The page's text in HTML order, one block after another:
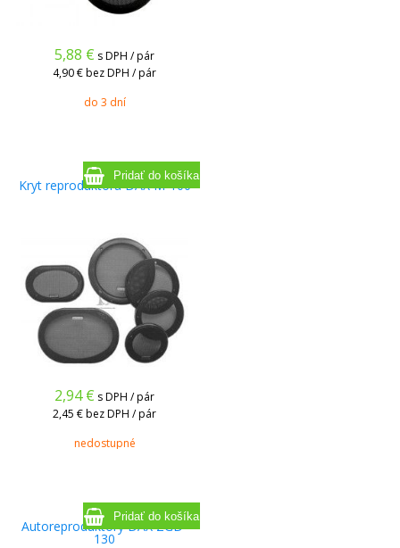
5,88 € s DPH / pár
4,90 €bez DPH / pár
do 3 dní
Kryt reproduktora DAX M-100
2,94 € s DPH / pár
2,45 €bez DPH / pár
nedostupné
Autoreproduktory DAX ZGD-
130